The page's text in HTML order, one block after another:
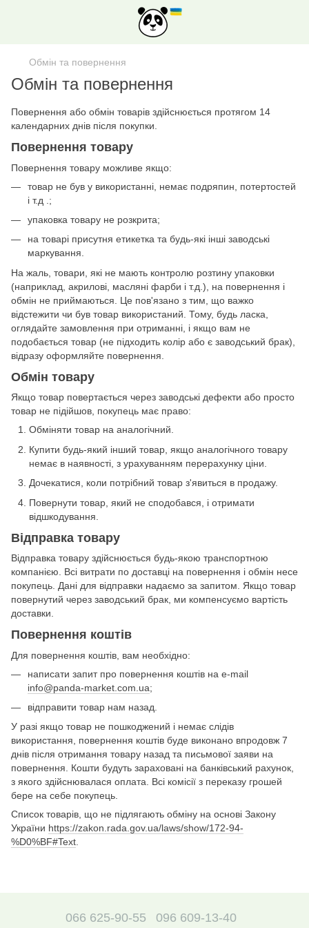
Обмін та повернення
Обмін та повернення
Повернення або обмін товарів здійснюється протягом 14
календарних днів після покупки.
Повернення товару
Повернення товару можливе якщо:
товар не був у використанні, немає подряпин, потертостей
і т.д .;
упаковка товару не розкрита;
на товарі присутня етикетка та будь-які інші заводські
маркування.
На жаль, товари, які не мають контролю розтину упаковки
(наприклад, акрилові, масляні фарби і т.д.), на повернення і
обмін не приймаються. Це пов'язано з тим, що важко
відстежити чи був товар використаний. Тому, будь ласка,
оглядайте замовлення при отриманні, і якщо вам не
подобається товар (не підходить колір або є заводський брак),
відразу оформляйте повернення.
Обмін товару
Якщо товар повертається через заводські дефекти або просто
товар не підійшов, покупець має право:
Обміняти товар на аналогічний.
Купити будь-який інший товар, якщо аналогічного товару
немає в наявності, з урахуванням перерахунку ціни.
Дочекатися, коли потрібний товар з'явиться в продажу.
Повернути товар, який не сподобався, і отримати
відшкодування.
Відправка товару
Відправка товару здійснюється будь-якою транспортною
компанією. Всі витрати по доставці на повернення і обмін несе
покупець. Дані для відправки надаємо за запитом. Якщо товар
повернутий через заводський брак, ми компенсуємо вартість
доставки.
Повернення коштів
Для повернення коштів, вам необхідно:
написати запит про повернення коштів на e-mail
info@panda-market.com.ua;
відправити товар нам назад.
У разі якщо товар не пошкоджений і немає слідів
використання, повернення коштів буде виконано впродовж 7
днів після отримання товару назад та письмової заяви на
повернення. Кошти будуть зараховані на банківський рахунок,
з якого здійснювалася оплата. Всі комісії з переказу грошей
бере на себе покупець.
Список товарів, що не підлягають обміну на основі Закону
України https://zakon.rada.gov.ua/laws/show/172-94-
%D0%BF#Text.
066 625-90-55 096 609-13-40